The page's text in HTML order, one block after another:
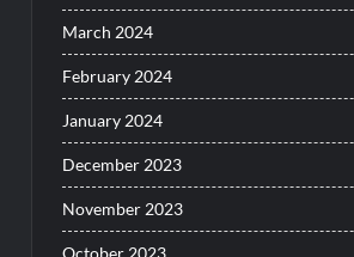
March 2024
February 2024
January 2024
December 2023
November 2023